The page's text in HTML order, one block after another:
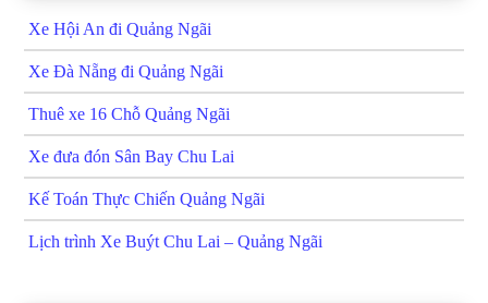
Xe Hội An đi Quảng Ngãi
Xe Đà Nẵng đi Quảng Ngãi
Thuê xe 16 Chỗ Quảng Ngãi
Xe đưa đón Sân Bay Chu Lai
Kế Toán Thực Chiến Quảng Ngãi
Lịch trình Xe Buýt Chu Lai – Quảng Ngãi